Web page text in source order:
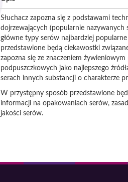
Słuchacz zapozna się z podstawami
dojrzewających (popularnie nazywanych
główne typy serów najbardziej
przedstawione będą ciekawostki
zapozna się ze znaczeniem
podpuszczkowych jako najlepszego
serach innych substancji o charakterze
W przystępny sposób przedstawione
informacji na opakowaniach serów,
jakości serów.